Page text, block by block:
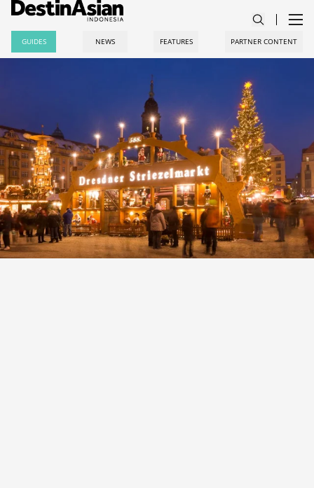
GUIDES NEWS FEATURES PARTNER CONTENT